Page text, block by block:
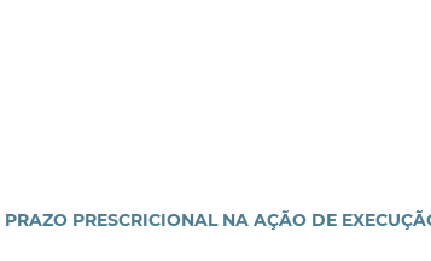
PRESCRICIONAL NA AÇÃO DE